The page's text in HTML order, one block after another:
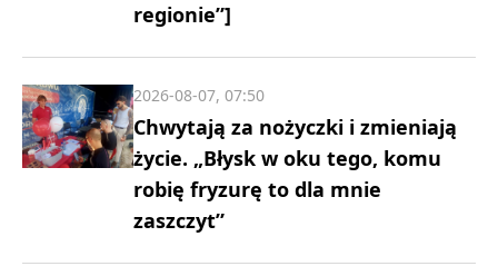
regionie”]
Chwytają za nożyczki i zmieniają
życie. „Błysk w oku tego, komu
robię fryzurę to dla mnie
zaszczyt”
2026-08-07, 07:50